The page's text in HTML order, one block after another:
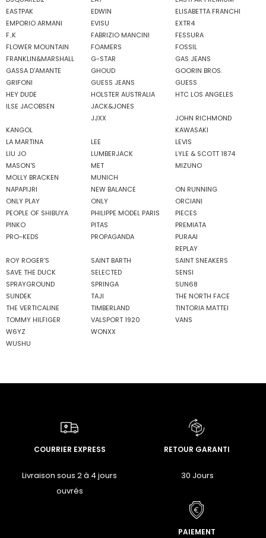
EASTPAK
EDWIN
ELISABETTA FRANCHI
EMPORIO ARMANI
EVISU
EXTR4
F..K
FABRIZIO MANCINI
FESSURA
FLOWER MOUNTAIN
FOAMERS
FOSSIL
FRANKLIN&MARSHALL
G-STAR
GAS JEANS
GASSA D'AMANTE
GHOUD
GOORIN BROS.
GRIFONI
GUESS JEANS
GUESS
HEY DUDE
HOLSTER AUSTRALIA
HTC LOS ANGELES
ILSE JACOBSEN
JACK&JONES
JJXX
JOHN RICHMOND
KANGOL
KAWASAKI
LA MARTINA
LEE
LEVIS
LIU JO
LUMBERJACK
LYLE & SCOTT 1874
MASON'S
MET
MIZUNO
MOLLY BRACKEN
MUNICH
NAPAPIJRI
NEW BALANCE
ON RUNNING
ONLY PLAY
ONLY
ORCIANI
PEOPLE OF SHIBUYA
PHILIPPE MODEL PARIS
PIECES
PINKO
PITAS
PREMIATA
PRO-KEDS
PROPAGANDA
PURAAI
REPLAY
ROY ROGER'S
SAINT BARTH
SAINT SNEAKERS
SAVE THE DUCK
SELECTED
SENSI
SPRAYGROUND
SPRINGA
SUN68
SUNDEK
TAJI
THE NORTH FACE
THE VERTICALINE
TIMBERLAND
TINTORIA MATTEI
TOMMY HILFIGER
VALSPORT 1920
VANS
W6YZ
WONXX
WUSHU
COURRIER EXPRESS
Livraison sous 2 à 4 jours
ouvrés
RETOUR GARANTI
30 Jours
PAIEMENT